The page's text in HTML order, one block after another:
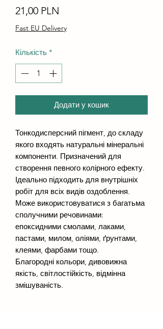
21,00 PLN
Fast EU Delivery
Кількість *
Додати у кошик
Тонкодисперсний пігмент, до складу
якого входять натуральні мінеральні
компоненти. Призначений для
створення певного колірного ефекту.
Ідеально підходить для внутрішніх
робіт для всіх видів оздоблення.
Може використовуватися з багатьма
сполучними речовинами:
епоксидними смолами, лаками,
пастами, милом, оліями, ґрунтами,
клеями, фарбами тощо.
Благородні кольори, дивовижна
якість, світлостійкість, відмінна
змішуваність.